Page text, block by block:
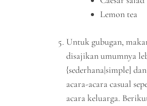
Lemon tea
Untuk gubugan,
disajikan umumnya
{sederhana|simple]
acara-acara casual
acara keluarga.